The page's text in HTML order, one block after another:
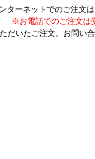
ターネットでのご注文
※お電話でのご注文は
だいたご注文、お問い